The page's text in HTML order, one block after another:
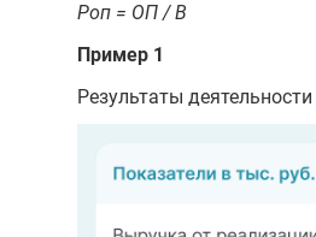
Роп = ОП / В
Пример 1
Результаты